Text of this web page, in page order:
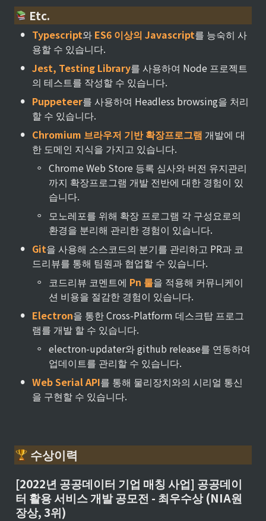
Etc.
• Typescript와 ES6 이상의 Javascript를 능숙히 사
용할 수 있습니다.
• Jest, Testing Library를 사용하여 Node 프로젝트
의 테스트를 작성할 수 있습니다.
• Puppeteer를 사용하여 Headless browsing을 처리
할 수 있습니다.
• Chromium 브라우저 기반 확장프로그램 개발에 대
한 도메인 지식을 가지고 있습니다.
◦ Chrome Web Store 등록 심사와 버전 유지관리
까지 확장프로그램 개발 전반에 대한 경험이 있
습니다.
◦ 모노레포를 위해 확장 프로그램 각 구성요로의
환경을 분리해 관리한 경험이 있습니다.
• Git을 사용해 소스코드의 분기를 관리하고 PR과 코
드리뷰를 통해 팀원과 협업할 수 있습니다.
◦ 코드리뷰 코멘트에 Pn 룰을 적용해 커뮤니케이
션 비용을 절감한 경험이 있습니다.
• Electron을 통한 Cross-Platform 데스크탑 프로그
램를 개발 할 수 있습니다.
◦ electron-updater와 github release를 연동하여
업데이트를 관리할 수 있습니다.
• Web Serial API를 통해 물리장치와의 시리얼 통신
을 구현할 수 있습니다.
수상이력
[2022년 공공데이터 기업 매칭 사업] 공공데이
터 활용 서비스 개발 공모전 - 최우수상 (NIA원
장상, 3위)